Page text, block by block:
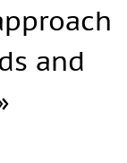
and